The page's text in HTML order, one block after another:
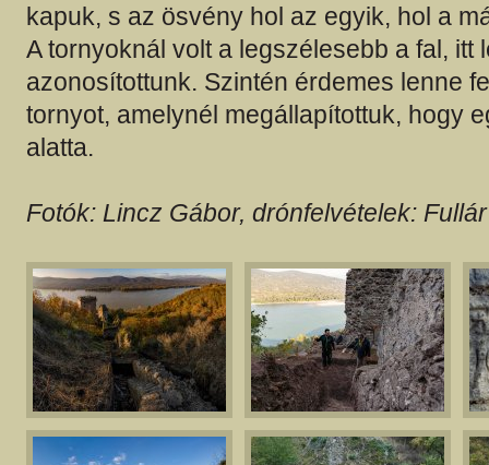
kapuk, s az ösvény hol az egyik, hol a
A tornyoknál volt a legszélesebb a fal, itt
azonosítottunk. Szintén érdemes lenne
tornyot, amelynél megállapítottuk, hogy
alatta.
Fotók: Lincz Gábor, drónfelvételek: